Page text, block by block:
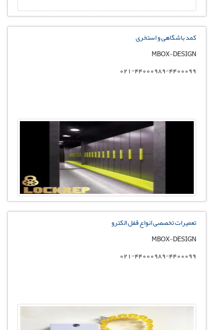
کمد باشگاهی و استخری
MBOX-DESIGN
021-44000989-4400099
تعمیرات تخصصی انواع قفل الکترو
MBOX-DESIGN
021-44000989-4400099